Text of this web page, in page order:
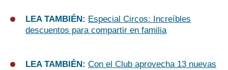
LEA TAMBIÉN: Especial Circos: Increíbles
descuentos para compartir en familia
LEA TAMBIÉN: Con el Club aprovecha 13 nuevas